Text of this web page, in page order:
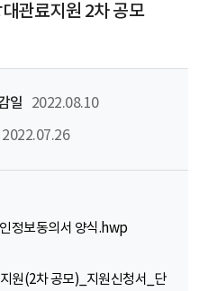
관료지원 2차 공모
일
2022.08.10
2022.07.26
정보동의서 양식.hwp
원(2차 공모)_지원신청서_단